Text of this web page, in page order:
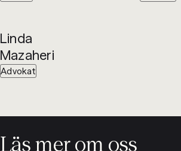
Advokat
Linda
Mazaheri
Läs mer om oss